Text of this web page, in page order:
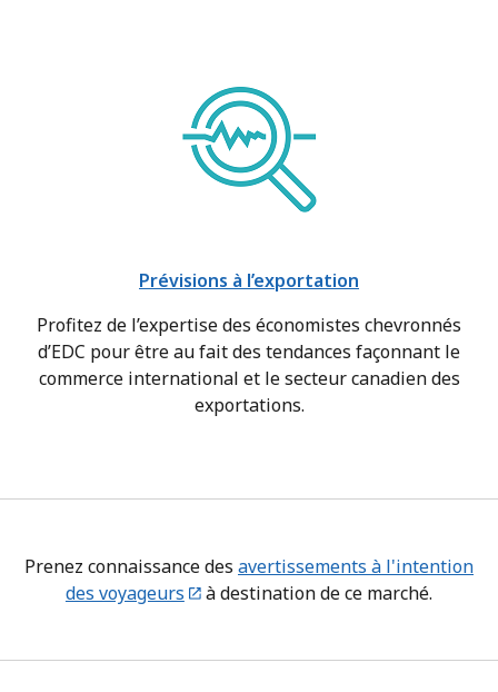
Prévisions à l’exportation
Profitez de l’expertise des économistes chevronnés
d’EDC pour être au fait des tendances façonnant le
commerce international et le secteur canadien des
exportations.
Prenez connaissance des avertissements à l'intention
des voyageurs
à destination de ce marché.